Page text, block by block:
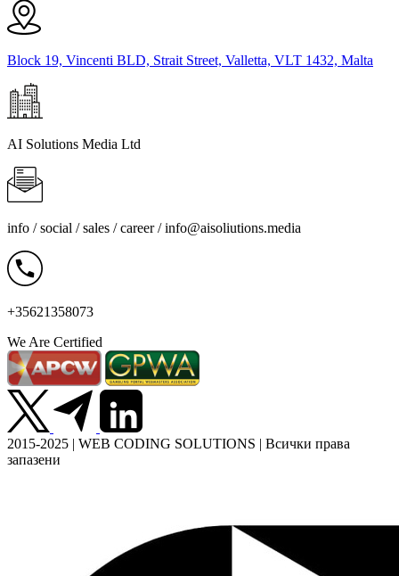
Block 19, Vincenti BLD, Strait Street, Valletta, VLT 1432, Malta
AI Solutions Media Ltd
info / social / sales / career /info@aisoliutions.media
+35621358073
We Are Certified
2015-2025 | WEB CODING SOLUTIONS | Всички права
запазени